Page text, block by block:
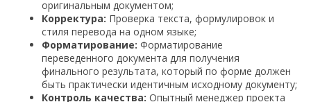
оригинальным документом;
Корректура: Проверка текста, формулировок и
стиля перевода на одном языке;
Форматирование: Форматирование
переведенного документа для получения
финального результата, который по форме должен
быть практически идентичным исходному документу;
Контроль качества: Опытный менеджер проекта